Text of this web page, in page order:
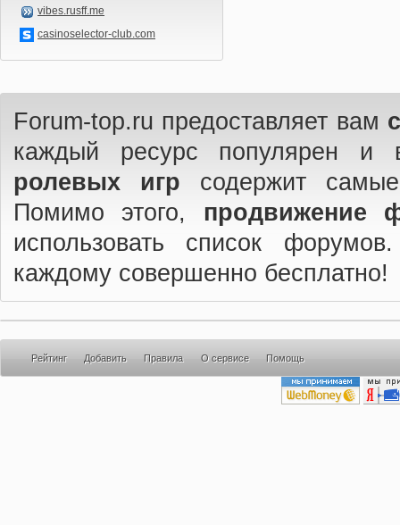
vibes.rusff.me
casinoselector-club.com
Forum-top.ru предоставляет вам
каждый ресурс популярен
ролевых игр содержит
Помимо этого, продвижение
использовать список
каждому совершенно бесплатно!
Рейтинг Добавить Правила О сервисе Помощь